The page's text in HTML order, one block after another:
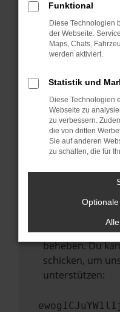
Fenster?
Starte dein
Das kann
Stelle sicher,
sind.
Veraltete
führen, dass
Wende dich
Wenn du alle
versucht hast,
werden
beheben. Du
schicken, um
unterstützen:
Funktional
Diese Technologien
der Webseite.
Maps, Chats,
werden aktiviert.
Statistik und
Diese Technologien
Webseite zu
zu verbessern.
die von dritten
Sie auf anderen
zu schalten, die für